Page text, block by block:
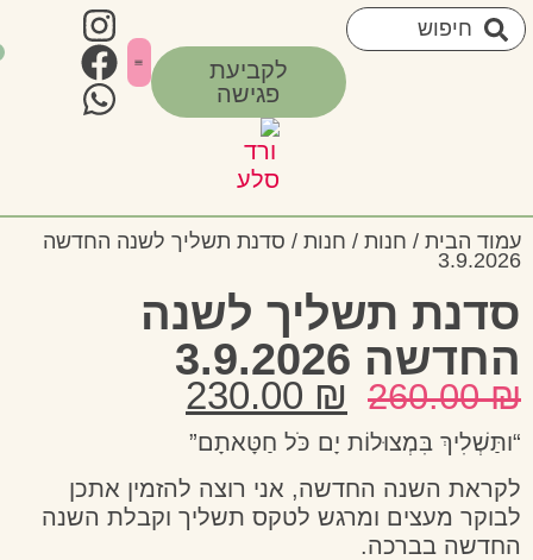
לקביעת
פגישה
/ חנות/ חנות/ סדנת תשליך לשנה החדשה
תשליך לשנה
3.9.2026
230.00₪
בִּמְצוּלוֹת יָם כֹּל חַטָּאתָם”
השנה החדשה, אני רוצה להזמין אתכן
מעצים ומרגש לטקס תשליך וקבלת השנה
בברכה.